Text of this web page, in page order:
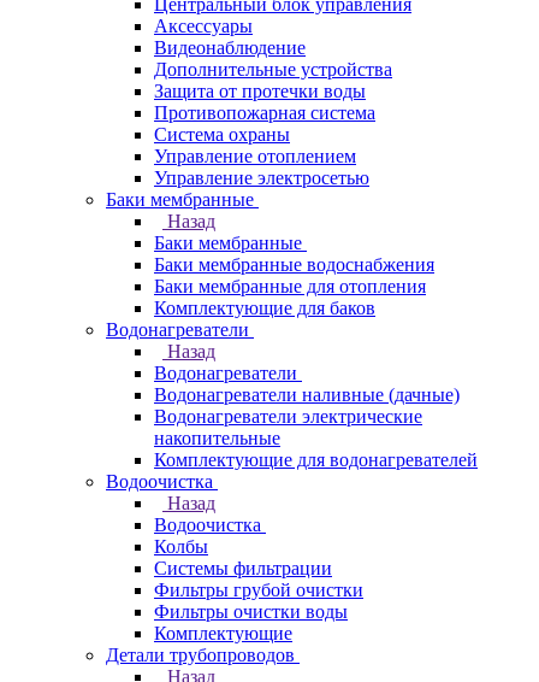
Центральный блок управления
Аксессуары
Видеонаблюдение
Дополнительные устройства
Защита от протечки воды
Противопожарная система
Система охраны
Управление отоплением
Управление электросетью
Баки мембранные
Назад
Баки мембранные
Баки мембранные водоснабжения
Баки мембранные для отопления
Комплектующие для баков
Водонагреватели
Назад
Водонагреватели
Водонагреватели наливные (дачные)
Водонагреватели электрические
накопительные
Комплектующие для водонагревателей
Водоочистка
Назад
Водоочистка
Колбы
Системы фильтрации
Фильтры грубой очистки
Фильтры очистки воды
Комплектующие
Детали трубопроводов
Назад